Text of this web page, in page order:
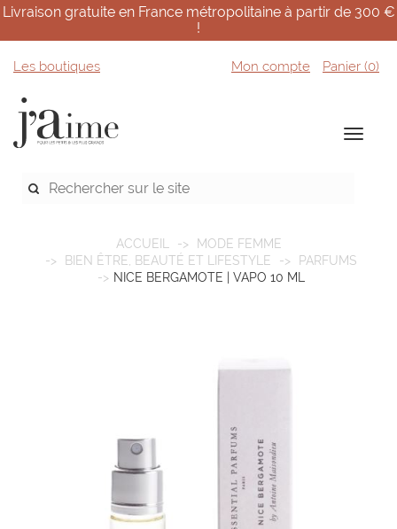
Livraison gratuite en France métropolitaine à partir de 300 €
!
Les boutiques Mon compte Panier (0)
ACCUEIL
MODE FEMME
BIEN ÊTRE, BEAUTÉ ET LIFESTYLE
PARFUMS
NICE BERGAMOTE | VAPO 10 ML